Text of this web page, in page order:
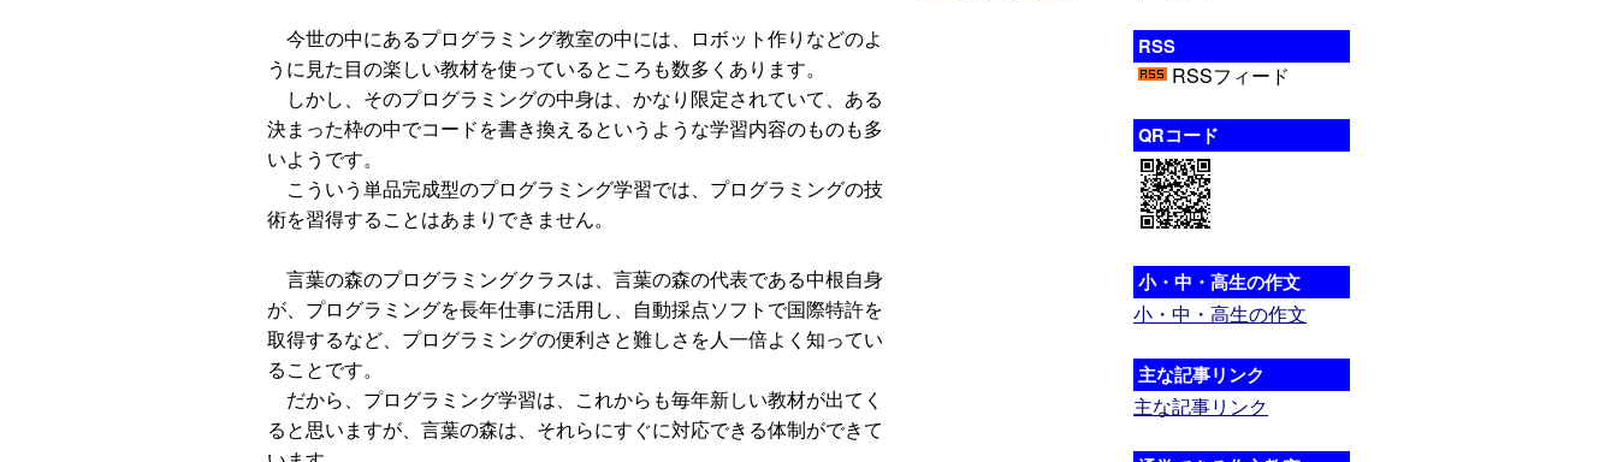
今世の中にあるプログラミング教室の中には、ロボット作りなどのよ
うに見た目の楽しい教材を使っているところも数多くあります。
しかし、そのプログラミングの中身は、かなり限定されていて、ある
決まった枠の中でコードを書き換えるというような学習内容のものも多
いようです。
こういう単品完成型のプログラミング学習では、プログラミングの技
術を習得することはあまりできません。
言葉の森のプログラミングクラスは、言葉の森の代表である中根自身
が、プログラミングを長年仕事に活用し、自動採点ソフトで国際特許を
取得するなど、プログラミングの便利さと難しさを人一倍よく知ってい
ることです。
だから、プログラミング学習は、これからも毎年新しい教材が出てく
ると思いますが、言葉の森は、それらにすぐに対応できる体制ができて
RSS
RSSフィード
QRコード
小・中・高生の作文
小・中・高生の作文
主な記事リンク
主な記事リンク